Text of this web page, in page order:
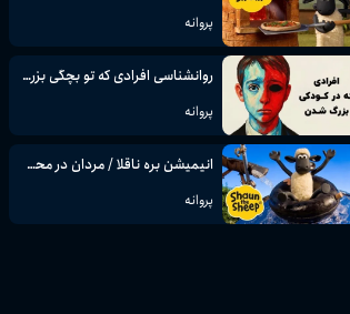
پروانه
روانشناسی افرادی که تو بچگی بزرگ شدن
پروانه
انیمیشن بره ناقلا / مردان در محل کار
پروانه